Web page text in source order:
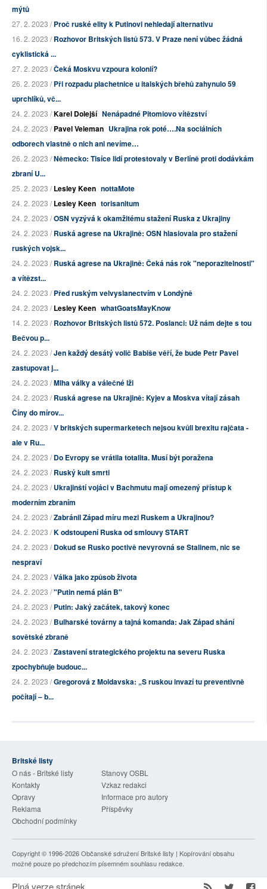
mýtů
27. 2. 2023 /Proč ruské elity k Putinovi nehledají alternativu
16. 2. 2023 /Rozhovor Britských listů 573. V Praze není vůbec žádná
cyklistická ...
27. 2. 2023 /Čeká Moskvu vzpoura kolonií?
26. 2. 2023 /Při rozpadu plachetnice u italských břehů zahynulo 59
uprchlíků, vč...
24. 2. 2023 /Karel Dolejší Nenápadné Pitomiovo vítězství
24. 2. 2023 /Pavel Veleman Ukrajina rok poté….Na sociálních
odborech vlastně o nich ani nevíme…
26. 2. 2023 /Německo: Tisíce lidí protestovaly v Berlíně proti dodávkám
zbraní U...
25. 2. 2023 /Lesley Keen nottaMote
24. 2. 2023 /Lesley Keen torisanitum
24. 2. 2023 /OSN vyzývá k okamžitému stažení Ruska z Ukrajiny
24. 2. 2023 /Ruská agrese na Ukrajině: OSN hlasiovala pro stažení
ruských vojsk...
24. 2. 2023 /Ruská agrese na Ukrajině: Čeká nás rok "neporazitelnosti"
a vítězst...
24. 2. 2023 /Před ruským velvyslanectvím v Londýně
24. 2. 2023 /Lesley Keen whatGoatsMayKnow
14. 2. 2023 /Rozhovor Britských listů 572. Poslanci: Už nám dejte s tou
Bečvou p...
24. 2. 2023 /Jen každý desátý volič Babiše věří, že bude Petr Pavel
zastupovat j...
24. 2. 2023 /Mlha války a válečné lži
24. 2. 2023 /Ruská agrese na Ukrajině: Kyjev a Moskva vítají zásah
Číny do mírov...
24. 2. 2023 /V britských supermarketech nejsou kvůli brexitu rajčata -
ale v Ru...
24. 2. 2023 /Do Evropy se vrátila totalita. Musí být poražena
24. 2. 2023 /Ruský kult smrti
24. 2. 2023 /Ukrajinští vojáci v Bachmutu mají omezený přístup k
moderním zbraním
24. 2. 2023 /Zabránil Západ míru mezi Ruskem a Ukrajinou?
24. 2. 2023 /K odstoupení Ruska od smlouvy START
24. 2. 2023 /Dokud se Rusko poctivě nevyrovná se Stalinem, nic se
nespraví
24. 2. 2023 /Válka jako způsob života
24. 2. 2023 /"Putin nemá plán B"
24. 2. 2023 /Putin: Jaký začátek, takový konec
24. 2. 2023 /Bulharské továrny a tajná komanda: Jak Západ shání
sovětské zbraně
24. 2. 2023 /Zastavení strategického projektu na severu Ruska
zpochybňuje budouc...
24. 2. 2023 /Gregorová z Moldavska: „S ruskou invazí tu preventivně
počítají – b...
Britské listy
O nás - Britské listy
Stanovy OSBL
Kontakty
Vzkaz redakci
Opravy
Informace pro autory
Reklama
Příspěvky
Obchodní podmínky
Copyright © 1996-2026Občanské sdružení Britské listy | Kopírování obsahu
možné pouze po předchozím písemném souhlasu redakce.
Plná verze stránek